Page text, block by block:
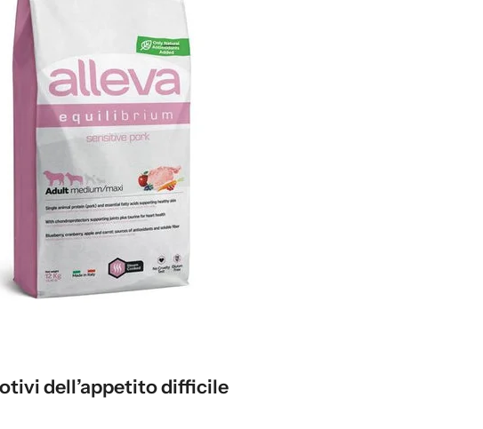
dell’appetito difficile